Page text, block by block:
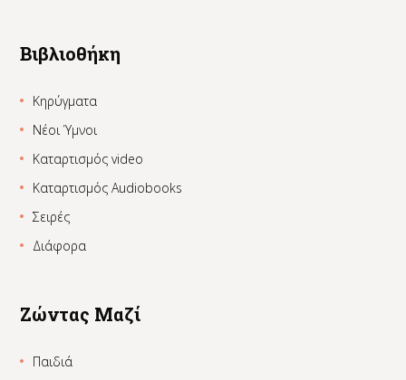
Βιβλιοθήκη
Κηρύγματα
Νέοι Ύμνοι
Καταρτισμός video
Καταρτισμός Audiobooks
Σειρές
Διάφορα
Ζώντας Μαζί
Παιδιά